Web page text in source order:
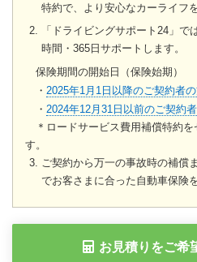
特約で、より安心なカーライフ
「ドライビングサポート24」
時間・365日サポートします。
保険期間の開始日（保険始期）
・ 2025年1月1日以降のご契約者
・ 2024年12月31日以前のご契約
＊ロードサービス費用補償特約を
す。
ご契約から万一の事故時の補償
でお客さまに合った自動車保険
お見積りをご希